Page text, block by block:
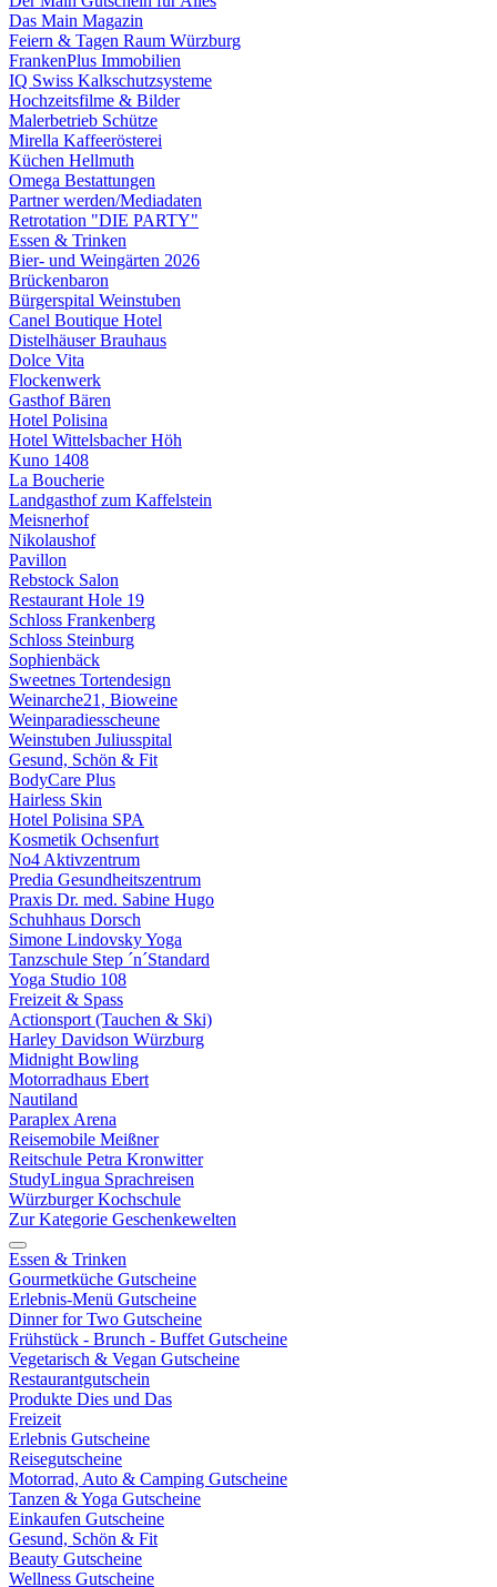
Das Main Magazin
Feiern & Tagen Raum Würzburg
FrankenPlus Immobilien
IQ Swiss Kalkschutzsysteme
Hochzeitsfilme & Bilder
Malerbetrieb Schütze
Mirella Kaffeerösterei
Küchen Hellmuth
Omega Bestattungen
Partner werden/Mediadaten
Retrotation "DIE PARTY"
Essen & Trinken
Bier- und Weingärten 2026
Brückenbaron
Bürgerspital Weinstuben
Canel Boutique Hotel
Distelhäuser Brauhaus
Dolce Vita
Flockenwerk
Gasthof Bären
Hotel Polisina
Hotel Wittelsbacher Höh
Kuno 1408
La Boucherie
Landgasthof zum Kaffelstein
Meisnerhof
Nikolaushof
Pavillon
Rebstock Salon
Restaurant Hole 19
Schloss Frankenberg
Schloss Steinburg
Sophienbäck
Sweetnes Tortendesign
Weinarche21, Bioweine
Weinparadiesscheune
Weinstuben Juliusspital
Gesund, Schön & Fit
BodyCare Plus
Hairless Skin
Hotel Polisina SPA
Kosmetik Ochsenfurt
No4 Aktivzentrum
Predia Gesundheitszentrum
Praxis Dr. med. Sabine Hugo
Schuhhaus Dorsch
Simone Lindovsky Yoga
Tanzschule Step ´n´Standard
Yoga Studio 108
Freizeit & Spass
Actionsport (Tauchen & Ski)
Harley Davidson Würzburg
Midnight Bowling
Motorradhaus Ebert
Nautiland
Paraplex Arena
Reisemobile Meißner
Reitschule Petra Kronwitter
StudyLingua Sprachreisen
Würzburger Kochschule
Zur Kategorie Geschenkewelten
Essen & Trinken
Gourmetküche Gutscheine
Erlebnis-Menü Gutscheine
Dinner for Two Gutscheine
Frühstück - Brunch - Buffet Gutscheine
Vegetarisch & Vegan Gutscheine
Restaurantgutschein
Produkte Dies und Das
Freizeit
Erlebnis Gutscheine
Reisegutscheine
Motorrad, Auto & Camping Gutscheine
Tanzen & Yoga Gutscheine
Einkaufen Gutscheine
Gesund, Schön & Fit
Beauty Gutscheine
Wellness Gutscheine